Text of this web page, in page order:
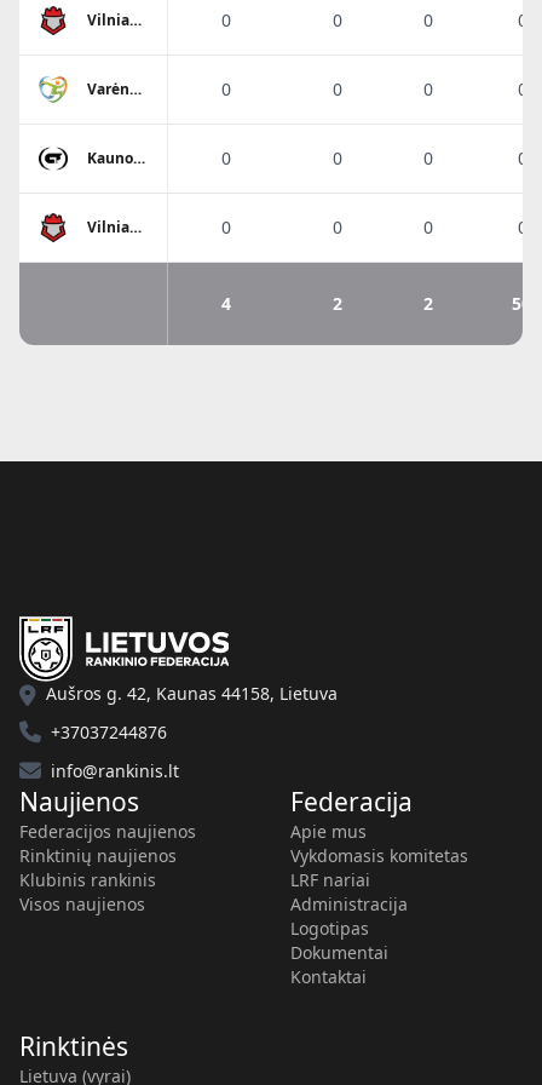
Vilniaus
Sostinės
0 0 0 0%
Varėnos
0 0 0 0%
Kauno
0 0 0 0%
Vilniaus
Sostinės
0 0 0 0%
4 2 2
Aušros g. 42, Kaunas 44158, Lietuva
+37037244876
info@rankinis.lt
Naujienos
Federacijos naujienos
Rinktinių naujienos
Klubinis rankinis
Visos naujienos
Federacija
Apie mus
Vykdomasis komitetas
LRF nariai
Administracija
Logotipas
Dokumentai
Kontaktai
Rinktinės
Lietuva (vyrai)